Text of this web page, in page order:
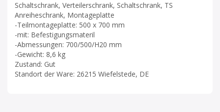
Schaltschrank, Verteilerschrank, Schaltschrank, TS
Anreiheschrank, Montageplatte
-Teilmontageplatte: 500 x 700 mm
-mit: Befestigungsmateril
-Abmessungen: 700/500/H20 mm
-Gewicht: 8,6 kg
Zustand: Gut
Standort der Ware: 26215 Wiefelstede, DE